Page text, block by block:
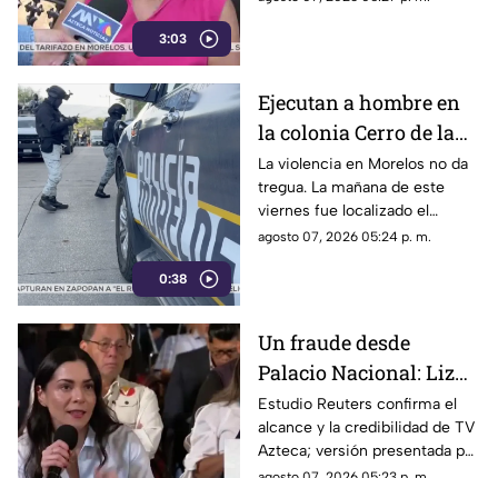
3:03
al interior de las unidades.
0:38
Ejecutan a hombre en
la colonia Cerro de la
Corona
La violencia en Morelos no da
tregua. La mañana de este
viernes fue localizado el
cuerpo de un hombre con
agosto 07, 2026 05:24 p. m.
Un fraude desde
Palacio Nacional: Liz
Vilchis intentó
desvirtuar estudio de
Reuters sobre la
Estudio Reuters confirma el
alcance y la credibilidad de TV
Azteca; versión presentada por